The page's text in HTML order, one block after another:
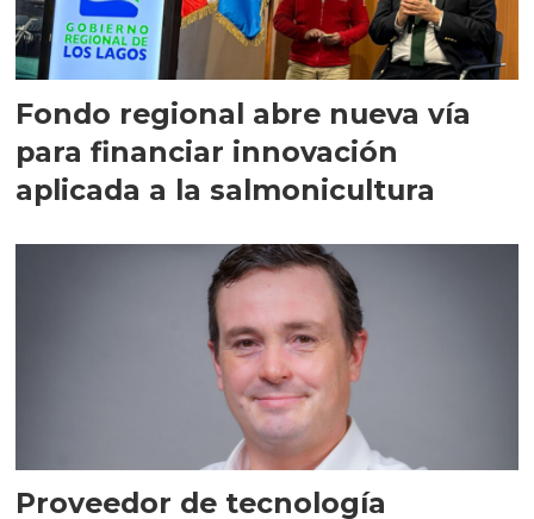
Fondo regional abre nueva vía
para financiar innovación
aplicada a la salmonicultura
Proveedor de tecnología